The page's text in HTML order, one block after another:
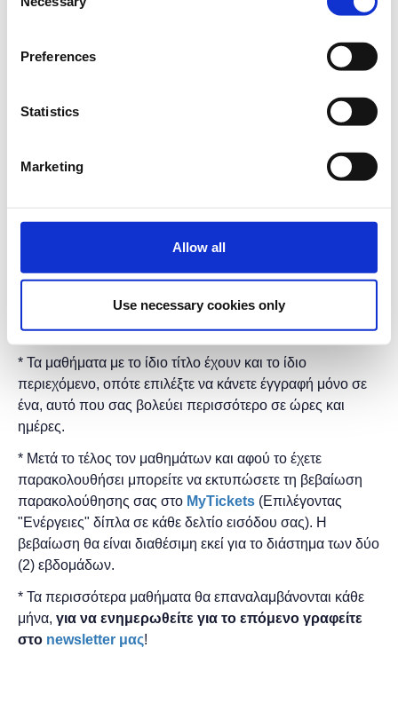
Selection
Preferences
Statistics
Marketing
Allow all
Use necessary cookies only
* Και πώς όλα αυτά μπορούν να συνδυαστούν για να
Αυτά και άλλα πολλά θα απαντηθούν σε αυτό το
Τα μαθήματα γίνονται μόνο με φυσική παρουσία.
Socialinnov με την υποστήριξη
τηςMicrosoftκαι ησυμμετοχή για το κοινό
* Τα μαθήματα γίνονται μόνο με φυσική παρουσία.
* Τα μαθήματα με το ίδιο τίτλο έχουν και το ίδιο
περιεχόμενο, οπότε επιλέξτε να κάνετε έγγραφή μόνο σε
ένα, αυτό που σας βολεύει περισσότερο σε ώρες και
ημέρες.
* Μετά το τέλος τον μαθημάτων και αφού το έχετε
παρακολουθήσει μπορείτε να εκτυπώσετε τη βεβαίωση
παρακολούθησης ​σας στο MyTickets (Επιλέγοντας
"Ενέργειες" δίπλα σε κάθε δελτίο εισόδου σας). Η
βεβαίωση θα είναι διαθέσιμη εκεί για το διάστημα των δύο
(2) εβδομάδων.
* Τα περισσότερα μαθήματα θα επαναλαμβάνονται κάθε
μήνα, για να ενημερωθείτε για το επόμενο γραφείτε
στο newsletter μας!